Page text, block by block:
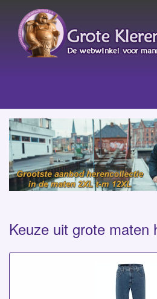
Grote Maten
Keuze uit grote maten